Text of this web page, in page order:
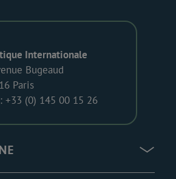
Internationale
Bugeaud
Paris
+33 (0) 145 00 15 26